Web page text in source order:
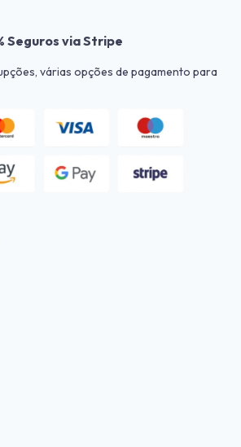
Seguros via Stripe
várias opções de pagamento para